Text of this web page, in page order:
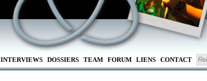
INTERVIEWS DOSSIERS TEAM FORUM LIENS CONTACT